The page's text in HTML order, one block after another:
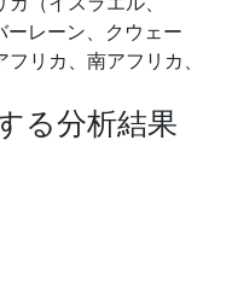
ーレーン、クウェー
リカ、南アフリカ、
る分析結果